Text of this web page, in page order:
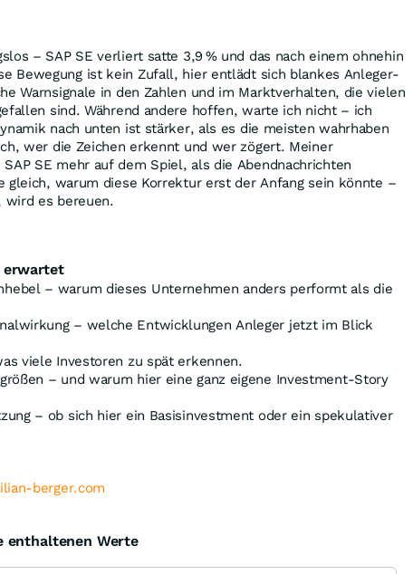
– SAP SE verliert satte 3,9 % und das nach einem ohnehin
Bewegung ist kein Zufall, hier entlädt sich blankes Anleger-
Warnsignale in den Zahlen und im Marktverhalten, die vielen
sind. Während andere hoffen, warte ich nicht – ich
nach unten ist stärker, als es die meisten wahrhaben
wer die Zeichen erkennt und wer zögert. Meiner
SE mehr auf dem Spiel, als die Abendnachrichten
gleich, warum diese Korrektur erst der Anfang sein könnte –
es bereuen.
erwartet
– warum dieses Unternehmen anders performt als die
– welche Entwicklungen Anleger jetzt im Blick
viele Investoren zu spät erkennen.
– und warum hier eine ganz eigene Investment-Story
– ob sich hier ein Basisinvestment oder ein spekulativer
berger.com
enthaltenen Werte